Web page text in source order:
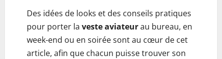
Des idées de looks et des conseils pratiques
pour porter la veste aviateurau bureau, en
week-end ou en soirée sont au cœur de cet
article, afin que chacun puisse trouver son